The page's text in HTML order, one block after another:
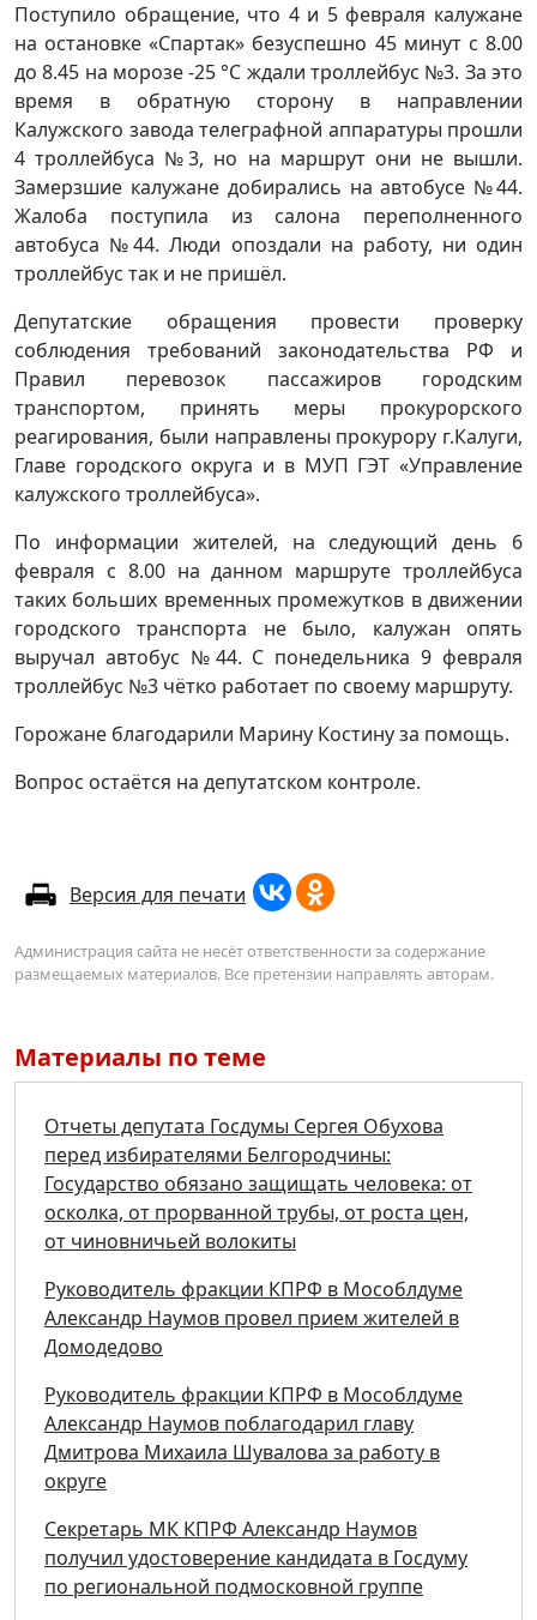
Поступило обращение, что 4 и 5 февраля калужане
на остановке «Спартак» безуспешно 45 минут с 8.00
до 8.45 на морозе -25 °С ждали троллейбус №3. За это
время в обратную сторону в направлении
Калужского завода телеграфной аппаратуры прошли
4 троллейбуса №3, но на маршрут они не вышли.
Замерзшие калужане добирались на автобусе №44.
Жалоба поступила из салона переполненного
автобуса №44. Люди опоздали на работу, ни один
троллейбус так и не пришёл.
Депутатские обращения провести проверку
соблюдения требований законодательства РФ и
Правил перевозок пассажиров городским
транспортом, принять меры прокурорского
реагирования, были направлены прокурору г.Калуги,
Главе городского округа и в МУП ГЭТ «Управление
калужского троллейбуса».
По информации жителей, на следующий день 6
февраля с 8.00 на данном маршруте троллейбуса
таких больших временных промежутков в движении
городского транспорта не было, калужан опять
выручал автобус №44. С понедельника 9 февраля
троллейбус №3 чётко работает по своему маршруту.
Горожане благодарили Марину Костину за помощь.
Вопрос остаётся на депутатском контроле.
Версия для печати
Администрация сайта не несёт ответственности за содержание
размещаемых материалов. Все претензии направлять авторам.
Материалы по теме
Отчеты депутата Госдумы Сергея Обухова
перед избирателями Белгородчины:
Государство обязано защищать человека: от
осколка, от прорванной трубы, от роста цен,
от чиновничьей волокиты
Руководитель фракции КПРФ в Мособлдуме
Александр Наумов провел прием жителей в
Домодедово
Руководитель фракции КПРФ в Мособлдуме
Александр Наумов поблагодарил главу
Дмитрова Михаила Шувалова за работу в
округе
Секретарь МК КПРФ Александр Наумов
получил удостоверение кандидата в Госдуму
по региональной подмосковной группе